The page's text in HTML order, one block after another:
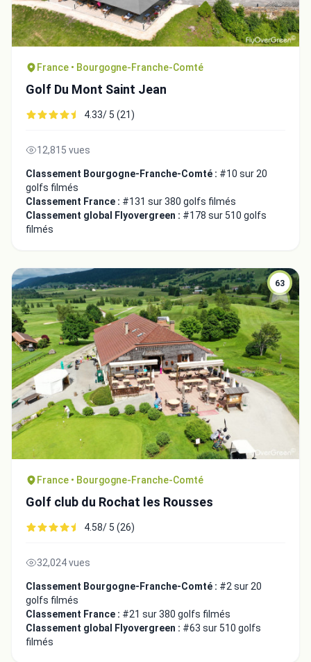
France • Bourgogne-Franche-Comté
Golf Du Mont Saint Jean
4.33/ 5 (21)
12,815 vues
Classement Bourgogne-Franche-Comté : #10 sur 20
golfs filmés
Classement France : #131 sur 380 golfs filmés
Classement global Flyovergreen : #178 sur 510 golfs
filmés
63
France • Bourgogne-Franche-Comté
Golf club du Rochat les Rousses
4.58/ 5 (26)
32,024 vues
Classement Bourgogne-Franche-Comté : #2 sur 20
golfs filmés
Classement France : #21 sur 380 golfs filmés
Classement global Flyovergreen : #63 sur 510 golfs
filmés